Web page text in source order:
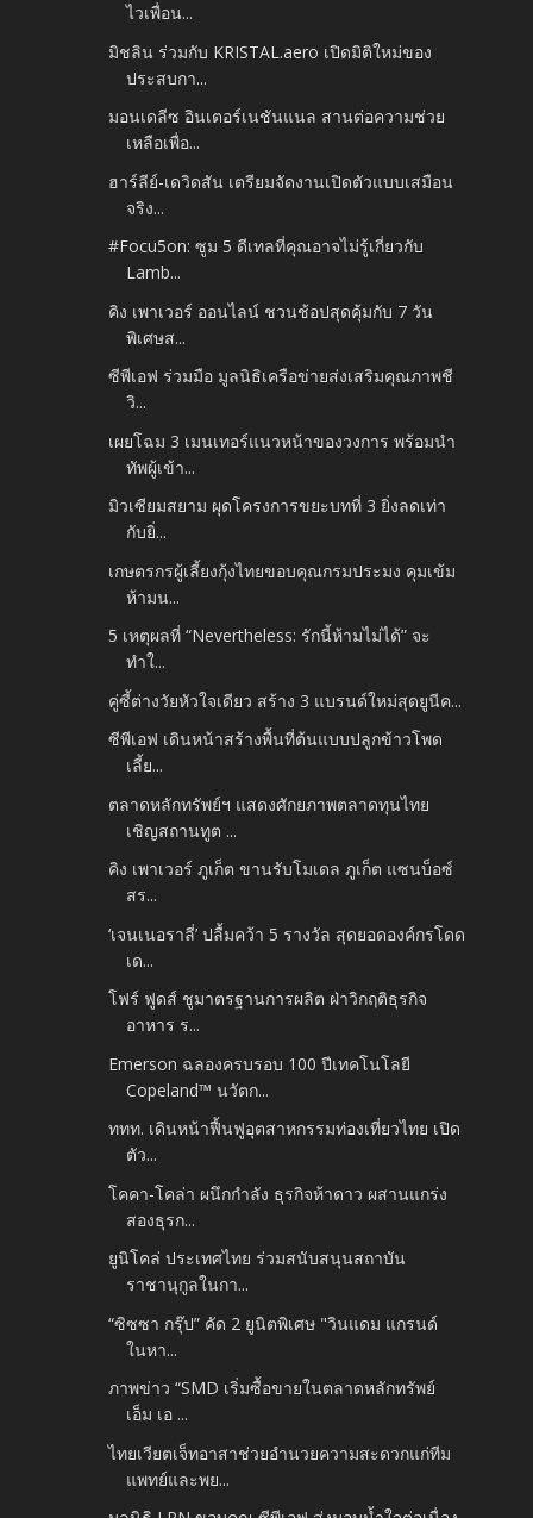
ไวเพื่อน...
มิชลิน ร่วมกับ KRISTAL.aero เปิดมิติใหม่ของ
ประสบกา...
มอนเดลีซ อินเตอร์เนชันแนล สานต่อความช่วย
เหลือเพื่อ...
ฮาร์ลีย์-เดวิดสัน เตรียมจัดงานเปิดตัวแบบเสมือน
จริง...
#Focu5on: ซูม 5 ดีเทลที่คุณอาจไม่รู้เกี่ยวกับ
Lamb...
คิง เพาเวอร์ ออนไลน์ ชวนช้อปสุดคุ้มกับ 7 วัน
พิเศษส...
ซีพีเอฟ ร่วมมือ มูลนิธิเครือข่ายส่งเสริมคุณภาพชี
วิ...
เผยโฉม 3 เมนเทอร์แนวหน้าของวงการ พร้อมนำ
ทัพผู้เข้า...
มิวเซียมสยาม ผุดโครงการขยะบทที่ 3 ยิ่งลดเท่า
กับยิ่...
เกษตรกรผู้เลี้ยงกุ้งไทยขอบคุณกรมประมง คุมเข้ม
ห้ามน...
5 เหตุผลที่ “Nevertheless: รักนี้ห้ามไม่ได้” จะ
ทำใ...
คู่ซี้ต่างวัยหัวใจเดียว สร้าง 3 แบรนด์ใหม่สุดยูนีค...
ซีพีเอฟ เดินหน้าสร้างพื้นที่ต้นแบบปลูกข้าวโพด
เลี้ย...
ตลาดหลักทรัพย์ฯ แสดงศักยภาพตลาดทุนไทย
เชิญสถานทูต ...
คิง เพาเวอร์ ภูเก็ต ขานรับโมเดล ภูเก็ต แซนบ็อซ์
สร...
‘เจนเนอราลี่’ ปลื้มคว้า 5 รางวัล สุดยอดองค์กรโดด
เด...
โฟร์ ฟูดส์ ชูมาตรฐานการผลิต ฝ่าวิกฤติธุรกิจ
อาหาร ร...
Emerson ฉลองครบรอบ 100 ปีเทคโนโลยี
Copeland™ นวัตก...
ททท. เดินหน้าฟื้นฟูอุตสาหกรรมท่องเที่ยวไทย เปิด
ตัว...
โคคา-โคล่า ผนึกกำลัง ธุรกิจห้าดาว ผสานแกร่ง
สองธุรก...
ยูนิโคล่ ประเทศไทย ร่วมสนับสนุนสถาบัน
ราชานุกูลในกา...
“ซิซซา กรุ๊ป” คัด 2 ยูนิตพิเศษ "วินแดม แกรนด์
ในหา...
ภาพข่าว “SMD เริ่มซื้อขายในตลาดหลักทรัพย์
เอ็ม เอ ...
ไทยเวียตเจ็ทอาสาช่วยอำนวยความสะดวกแก่ทีม
แพทย์และพย...